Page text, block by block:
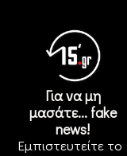
Για να μη
μασάτε... fake
news!
Εμπιστευτείτε το